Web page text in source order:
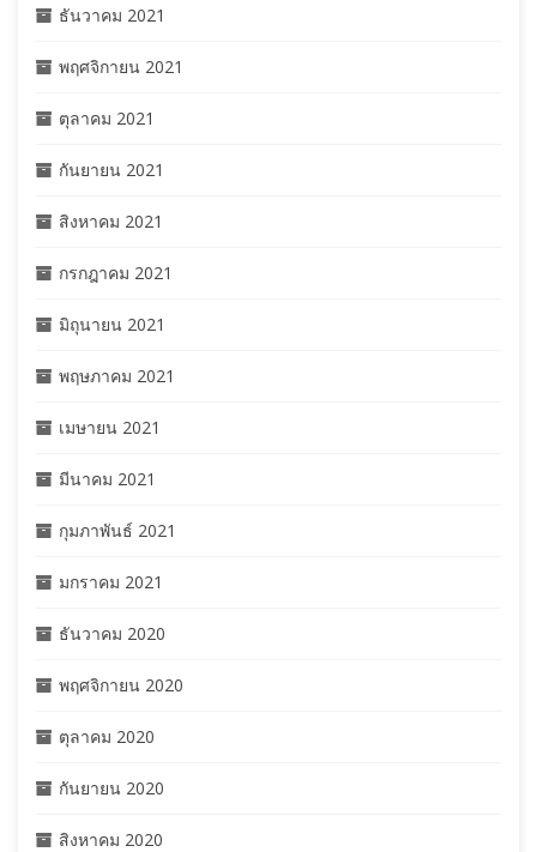
ธันวาคม 2021
พฤศจิกายน 2021
ตุลาคม 2021
กันยายน 2021
สิงหาคม 2021
กรกฎาคม 2021
มิถุนายน 2021
พฤษภาคม 2021
เมษายน 2021
มีนาคม 2021
กุมภาพันธ์ 2021
มกราคม 2021
ธันวาคม 2020
พฤศจิกายน 2020
ตุลาคม 2020
กันยายน 2020
สิงหาคม 2020